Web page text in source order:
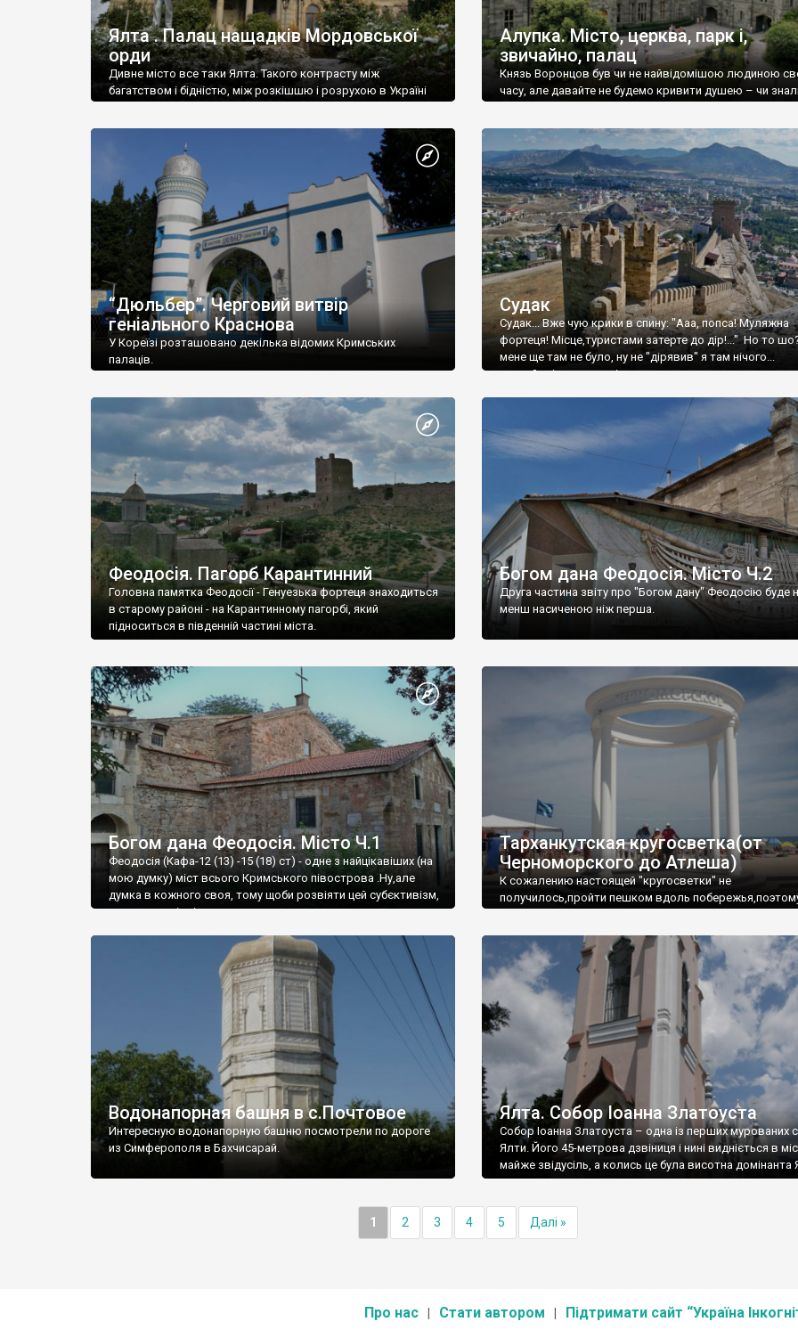
Ялта . Палац нащадків Мордовської
орди
Дивне місто все таки Ялта. Такого контрасту між
багатством і бідністю, між розкішшю і розрухою в Україні
Алупка. Місто, церква, парк і,
звичайно, палац
Князь Воронцов був чи не найвідомішою людиною
часу, але давайте не будемо кривити душею – чи
“Дюльбер”. Черговий витвір
геніального Краснова
У Кореїзі розташовано декілька відомих Кримських
палаців.
Судак
Судак... Вже чую крики в спину: "Ааа, попса! Муляжна
фортеця! Місце,туристами затерте до дір!..." Но то
мене ще там не було, ну не "дірявив" я там нічого...
принаймні до цього літа.
Феодосія. Пагорб Карантинний
Головна памятка Феодосії - Генуезька фортеця знаходиться
в старому районі - на Карантинному пагорбі, який
підноситься в південній частині міста.
Богом дана Феодосія. Місто Ч.2
Друга частина звіту про "Богом дану" Феодосію буде
менш насиченою ніж перша.
Богом дана Феодосія. Місто Ч.1
Феодосія (Кафа-12 (13) -15 (18) ст) - одне з найцікавіших (на
мою думку) міст всього Кримського півострова .Ну,але
думка в кожного своя, тому щоби розвіяти цей субєктивізм,
запрошую відвідати це
Тарханкутская кругосветка(от
Черноморского до Атлеша)
К сожалению настоящей "кругосветки" не
получилось,пройти пешком вдоль
Водонапорная башня в с.Почтовое
Интересную водонапорную башню посмотрели по дороге
из Симферополя в Бахчисарай.
Ялта. Собор Іоанна Златоуста
Собор Іоанна Златоуста – одна із перших мурованих
Ялти. Його 45-метрова дзвіниця і нині видніється в
майже звідусіль, а колись це була висотна домінанта
1 2 3 4 5 Далі »
Про нас Стати автором Підтримати сайт “Україна